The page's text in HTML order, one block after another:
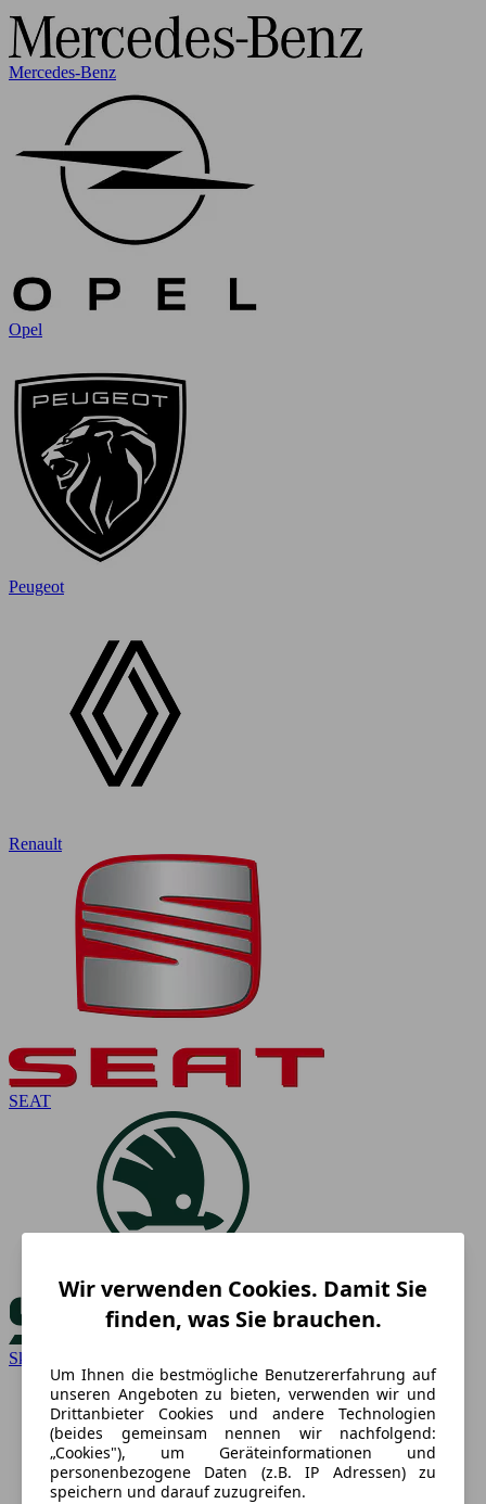
Mercedes-Benz
Opel
Peugeot
Renault
SEAT
Skoda
Wir verwenden Cookies. Damit Sie
finden, was Sie brauchen.
Um Ihnen die bestmögliche Benutzererfahrung auf
unseren Angeboten zu bieten, verwenden wir und
Drittanbieter Cookies und andere Technologien
(beides gemeinsam nennen wir nachfolgend:
„Cookies"), um Geräteinformationen und
personenbezogene Daten (z.B. IP Adressen) zu
speichern und darauf zuzugreifen.